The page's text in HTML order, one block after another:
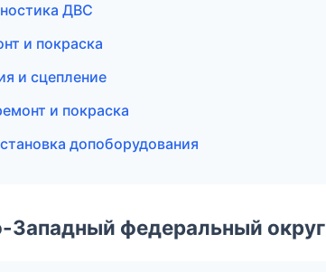
ДВС
и покраска
и сцепление
и покраска
допоборудования
Западный федеральный округ